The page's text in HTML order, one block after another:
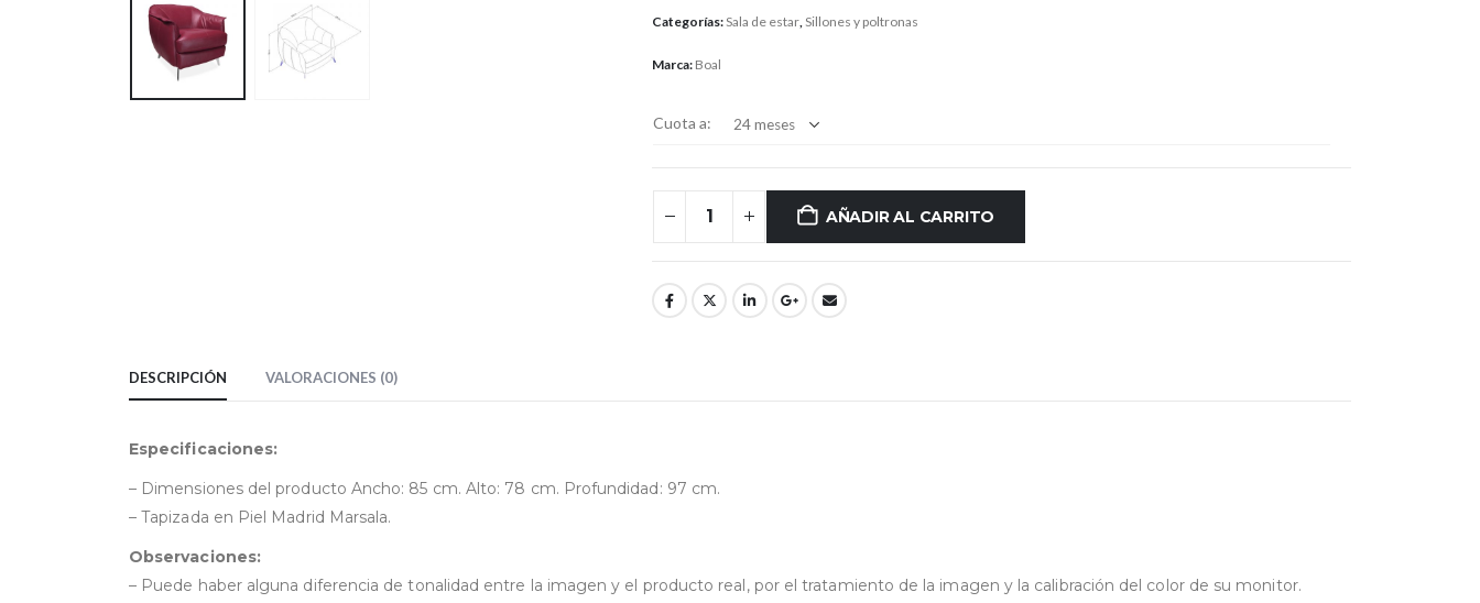
Categorías:Sala de estar Sillones y poltronas
Marca: Boal
Cuota a:
AÑADIR AL CARRITO
DESCRIPCIÓN VALORACIONES (0)
Especificaciones:
– Dimensiones del producto Ancho: 85 cm. Alto: 78 cm. Profundidad: 97 cm.
– Tapizada en Piel Madrid Marsala.
Observaciones:
– Puede haber alguna diferencia de tonalidad entre la imagen y el producto real, por el tratamiento de la imagen y la calibración del color de su monitor.